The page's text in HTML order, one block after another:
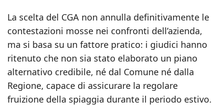
La scelta del CGA non annulla definitivamente le
contestazioni mosse nei confronti dell’azienda,
ma si basa su un fattore pratico: i giudici hanno
ritenuto che non sia stato elaborato un piano
alternativo credibile, né dal Comune né dalla
Regione, capace di assicurare la regolare
fruizione della spiaggia durante il periodo estivo.